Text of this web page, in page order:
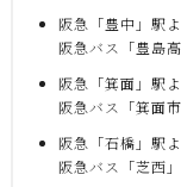
阪急「豊中」駅
阪急バス「豊島
阪急「箕面」駅
阪急バス「箕面
阪急「石橋」駅
阪急バス「芝西